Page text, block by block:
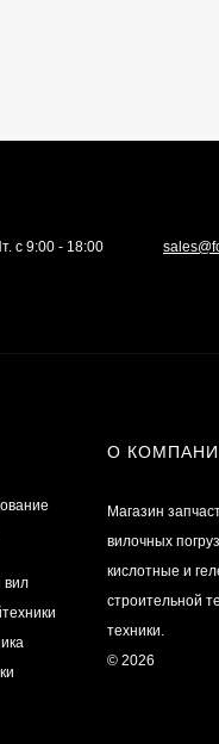
с 9:00 - 18:00
вил
О
Магазин
вилочных
кислотные и
строительной
техники.
© 2026